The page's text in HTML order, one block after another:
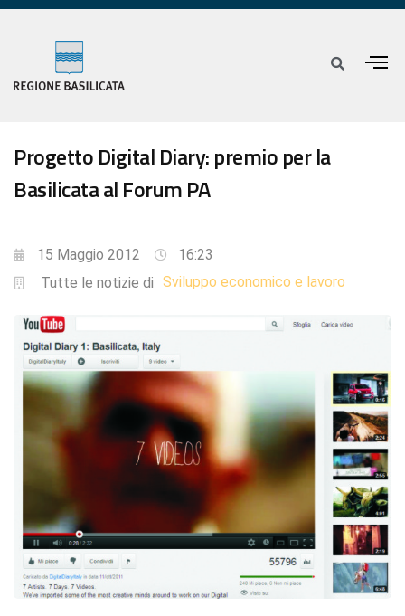
Progetto Digital Diary: premio per la
Basilicata al Forum PA
15 Maggio 2012
16:23
Tutte le notizie di Sviluppo economico e lavoro